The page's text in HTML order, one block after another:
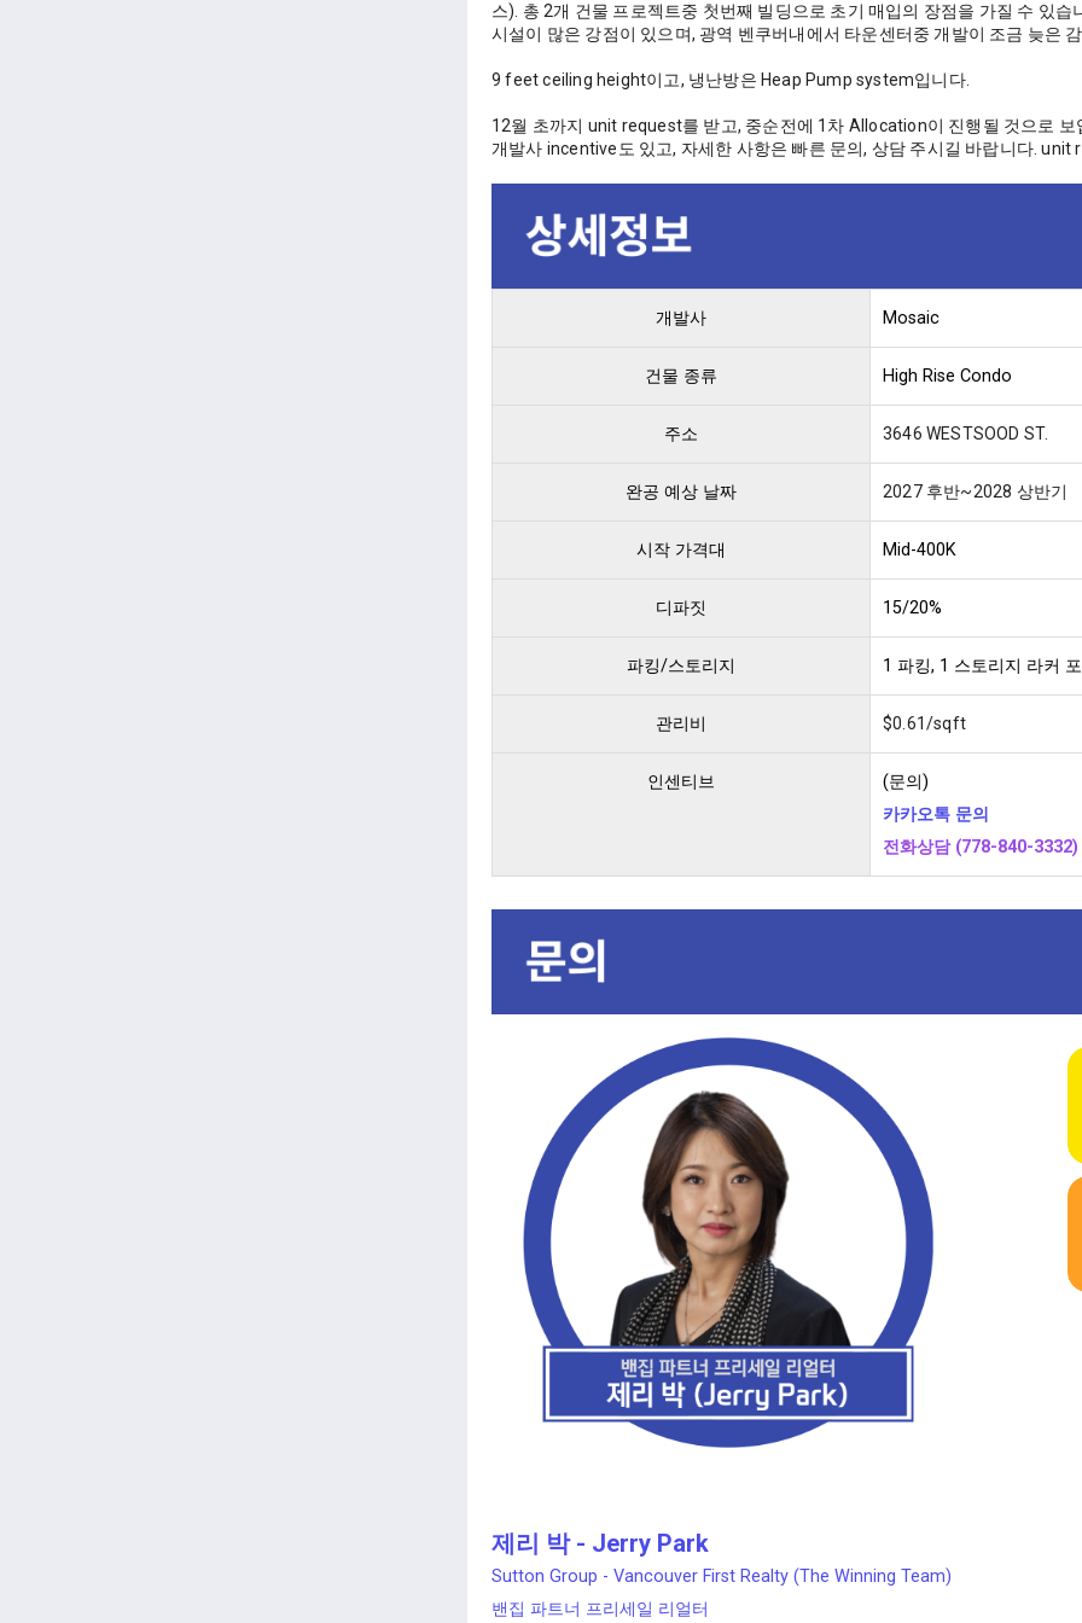
스). 총 2개 건물 프로젝트중 첫번째 빌딩으로 초기 매입의 장점을 가질 수 있
시설이 많은 강점이 있으며, 광역 벤쿠버내에서 타운센터중 개발이 조금 늦은
9 feet ceiling height이고, 냉난방은 Heap Pump system입니다.
12월 초까지 unit request를 받고, 중순전에 1차 Allocation이 진행될 것으로
개발사 incentive도 있고, 자세한 사항은 빠른 문의, 상담 주시길 바랍니다. unit
개발사 Mosaic
건물 종류 High Rise Condo
주소 3646 WESTSOOD ST.
완공 예상 날짜 2027 후반~2028 상반기
시작 가격대 Mid-400K
디파짓 15/20%
파킹/스토리지 1 파킹, 1 스토리지 라커
관리비 $0.61/sqft
인센티브
(문의)
카카오톡 문의
전화상담 (778-840-3332)
제리 박 - Jerry Park
Sutton Group - Vancouver First Realty (The Winning Team)
밴집 파트너 프리세일 리얼터